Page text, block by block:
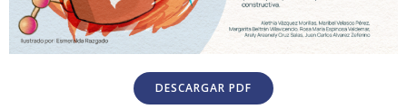
DESCARGAR PDF